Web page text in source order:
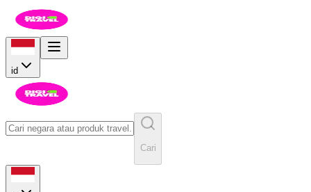
id
Cari